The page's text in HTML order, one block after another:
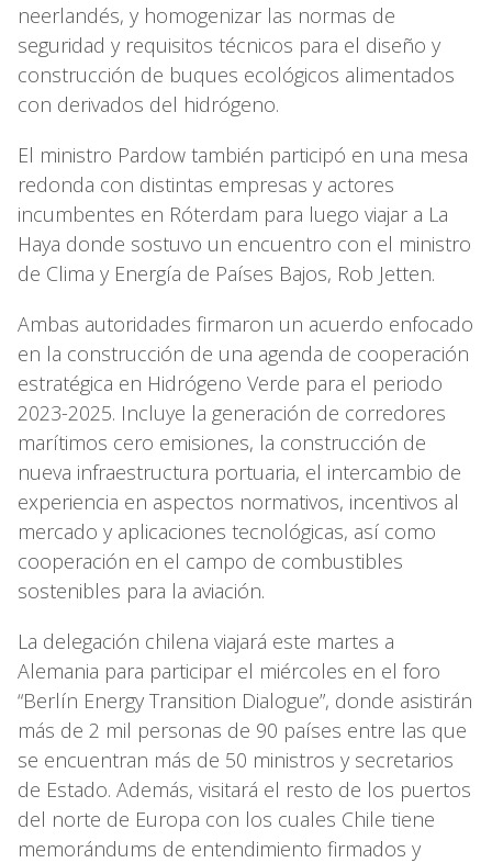
neerlandés, y homogenizar las normas de
seguridad y requisitos técnicos para el diseño y
construcción de buques ecológicos alimentados
con derivados del hidrógeno.
El ministro Pardow también participó en una mesa
redonda con distintas empresas y actores
incumbentes en Róterdam para luego viajar a La
Haya donde sostuvo un encuentro con el ministro
de Clima y Energía de Países Bajos, Rob Jetten.
Ambas autoridades firmaron un acuerdo enfocado
en la construcción de una agenda de cooperación
estratégica en Hidrógeno Verde para el periodo
2023-2025. Incluye la generación de corredores
marítimos cero emisiones, la construcción de
nueva infraestructura portuaria, el intercambio de
experiencia en aspectos normativos, incentivos al
mercado y aplicaciones tecnológicas, así como
cooperación en el campo de combustibles
sostenibles para la aviación.
La delegación chilena viajará este martes a
Alemania para participar el miércoles en el foro
“Berlín Energy Transition Dialogue”, donde asistirán
más de 2 mil personas de 90 países entre las que
se encuentran más de 50 ministros y secretarios
de Estado. Además, visitará el resto de los puertos
del norte de Europa con los cuales Chile tiene
memorándums de entendimiento firmados y